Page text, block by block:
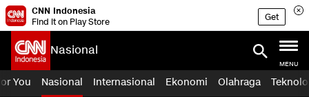
CNN Indonesia
Find it on Play Store
Get
Nasional
MENU
You Nasional Internasional Ekonomi Olahraga